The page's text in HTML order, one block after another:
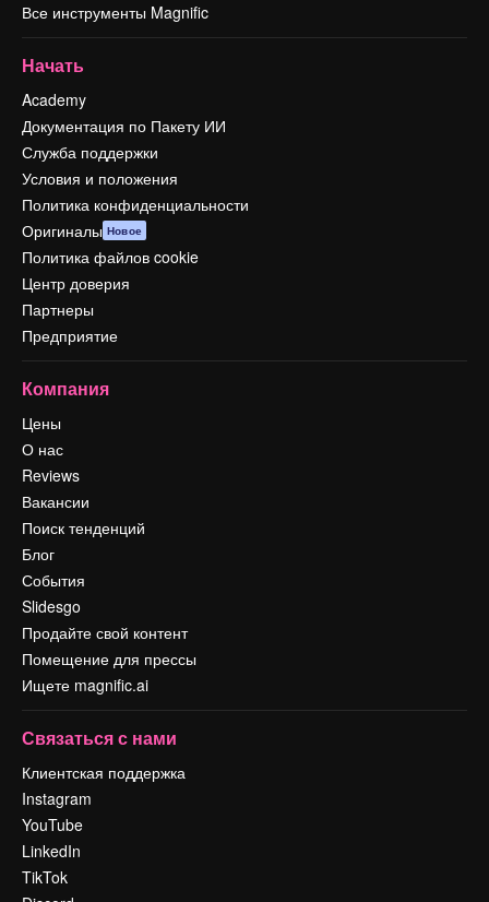
Все инструменты Magnific
Начать
Academy
Документация по Пакету ИИ
Служба поддержки
Условия и положения
Политика конфиденциальности
Оригиналы Новое
Политика файлов cookie
Центр доверия
Партнеры
Предприятие
Компания
Цены
О нас
Reviews
Вакансии
Поиск тенденций
Блог
События
Slidesgo
Продайте свой контент
Помещение для прессы
Ищете magnific.ai
Связаться с нами
Клиентская поддержка
Instagram
YouTube
LinkedIn
TikTok